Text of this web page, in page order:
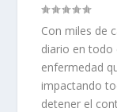
Con miles de
diario en todo
enfermedad
impactando
detener el